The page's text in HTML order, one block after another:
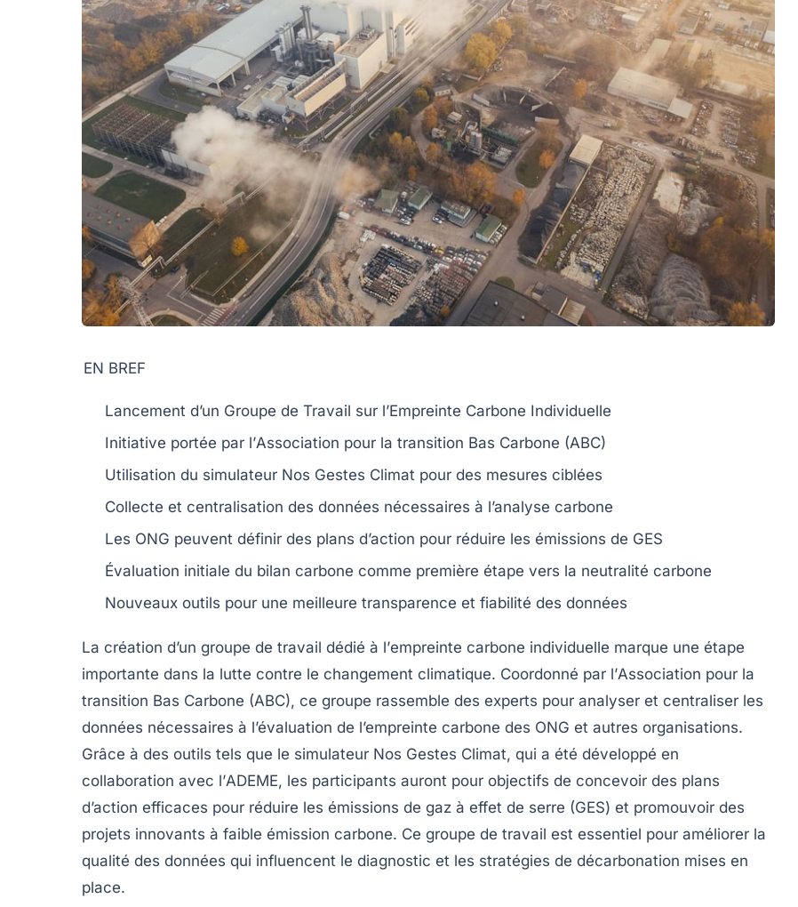
EN BREF
Lancement d’un Groupe de Travail sur l’Empreinte Carbone Individuelle
Initiative portée par l’Association pour la transition Bas Carbone (ABC)
Utilisation du simulateur Nos Gestes Climat pour des mesures ciblées
Collecte et centralisation des données nécessaires à l’analyse carbone
Les ONG peuvent définir des plans d’action pour réduire les émissions de GES
Évaluation initiale du bilan carbone comme première étape vers la neutralité carbone
Nouveaux outils pour une meilleure transparence et fiabilité des données
La création d’un groupe de travail dédié à l’empreinte carbone individuelle marque une étape
importante dans la lutte contre le changement climatique. Coordonné par l’Association pour la
transition Bas Carbone (ABC), ce groupe rassemble des experts pour analyser et centraliser les
données nécessaires à l’évaluation de l’empreinte carbone des ONG et autres organisations.
Grâce à des outils tels que le simulateur Nos Gestes Climat, qui a été développé en
collaboration avec l’ADEME, les participants auront pour objectifs de concevoir des plans
d’action efficaces pour réduire les émissions de gaz à effet de serre (GES) et promouvoir des
projets innovants à faible émission carbone. Ce groupe de travail est essentiel pour améliorer la
qualité des données qui influencent le diagnostic et les stratégies de décarbonation mises en
place.